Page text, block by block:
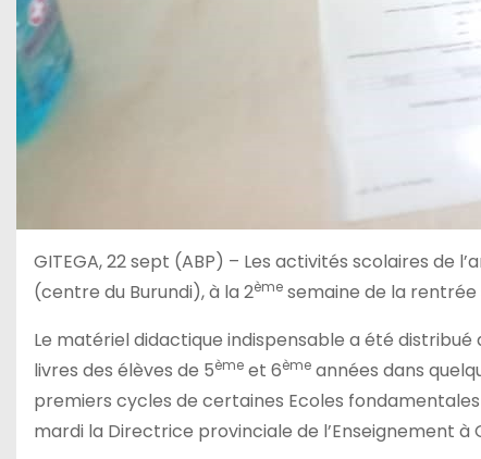
GITEGA, 22 sept (ABP) – Les activités scolaires de
(centre du Burundi), à la 2ème semaine de la rentrée
Le matériel didactique indispensable a été distribué
livres des élèves de 5ème et 6ème années dans
premiers cycles de certaines Ecoles
mardi la Directrice provinciale de l’Enseignement à